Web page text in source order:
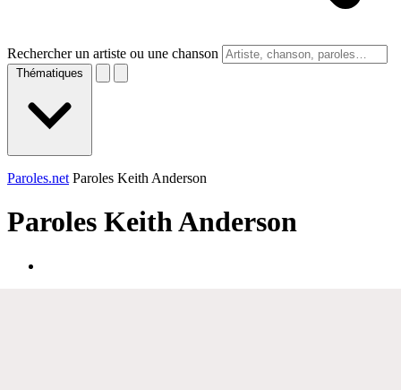
Rechercher un artiste ou une chanson
Thématiques
Paroles.net Paroles Keith Anderson
Paroles Keith Anderson